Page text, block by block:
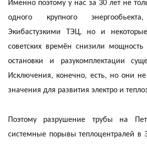
Именно поэтому у нас за 30 лет не
одного крупного
Экибастузкими ТЭЦ, но и
советских времён снизили мощность
остановки и разукомплектации
Исключения, конечно, есть, но они
значения для развития электро и
Поэтому разрушение трубы на
системные порывы теплоцентралей в